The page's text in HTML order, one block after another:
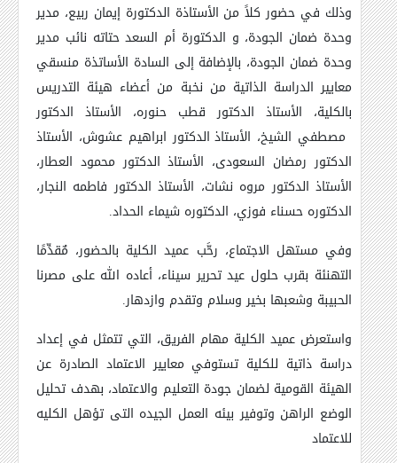
وذلك في حضور كلاً من الأستاذة الدكتورة إيمان ربيع، مدير
وحدة ضمان الجودة، و الدكتورة أم السعد حتاته نائب مدير
وحدة ضمان الجودة، بالإضافة إلى السادة الأساتذة منسقي
معايير الدراسة الذاتية من نخبة من أعضاء هيئة التدريس
بالكلية، الأستاذ الدكتور قطب حنوره، الأستاذ الدكتور
مصطفي الشيخ، الأستاذ الدكتور ابراهيم عشوش، الأستاذ
الدكتور رمضان السعودى، الأستاذ الدكتور محمود العطار،
الأستاذ الدكتور مروه نشات، الأستاذ الدكتور فاطمه النجار،
الدكتوره حسناء فوزي، الدكتوره شيماء الحداد.
وفي مستهل الاجتماع، رحَّب عميد الكلية بالحضور، مٌقدِّمًا
التهنئة بقرب حلول عيد تحرير سيناء، أعاده الله على مصرنا
الحبيبة وشعبها بخير وسلام وتقدم وازدهار.
واستعرض عميد الكلية مهام الفريق، التي تتمثل في إعداد
دراسة ذاتية للكلية تستوفي معايير الاعتماد الصادرة عن
الهيئة القومية لضمان جودة التعليم والاعتماد، بهدف تحليل
الوضع الراهن وتوفير بيئه العمل الجيده التى تؤهل الكليه
للاعتماد